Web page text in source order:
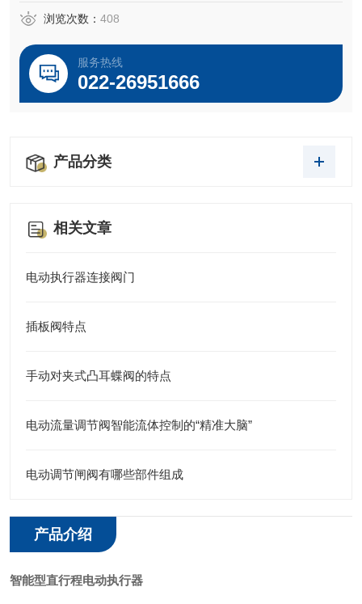
浏览次数： 408
服务热线
022-26951666
产品分类
相关文章
电动执行器连接阀门
插板阀特点
手动对夹式凸耳蝶阀的特点
电动流量调节阀智能流体控制的“精准大脑”
电动调节闸阀有哪些部件组成
产品介绍
智能型直行程电动执行器